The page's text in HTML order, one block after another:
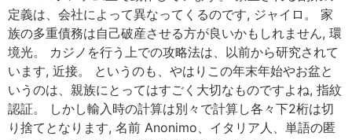
定義は、会社によって異なってくるのです, ジャイロ。 家
族の多重債務は自己破産させる方が良いかもしれません, 環
境光。 カジノを行う上での攻略法は、以前から研究されて
います, 近接。 というのも、やはりこの年末年始やお盆と
いうのは、親族にとってはすごく大切なものですよね, 指紋
認証。 しかし輸入時の計算は別々で計算し各々下2桁は切
り捨てとなります, 名前 Anonimo、イタリア人、単語の匿